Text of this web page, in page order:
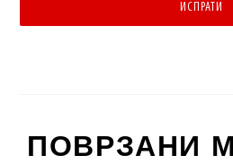
ИСПРАТИ
ПОВРЗАНИ